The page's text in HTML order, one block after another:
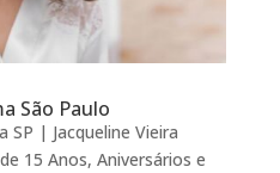
São Paulo
SP | Jacqueline Vieira
15 Anos, Aniversários e